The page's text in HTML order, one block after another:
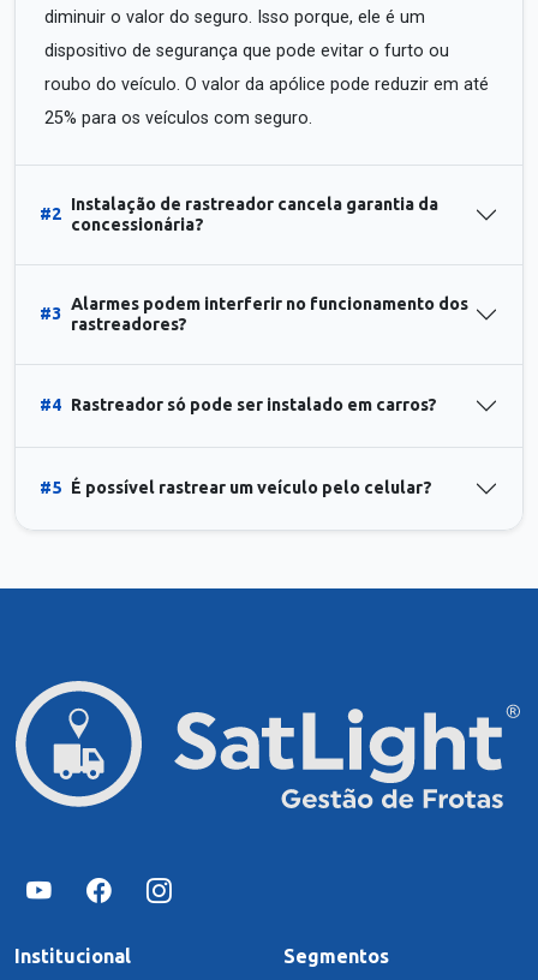
diminuir o valor do seguro. Isso porque, ele é um
dispositivo de segurança que pode evitar o furto ou
roubo do veículo. O valor da apólice pode reduzir em até
25% para os veículos com seguro.
#2
Instalação de rastreador cancela garantia da
concessionária?
#3
Alarmes podem interferir no funcionamento dos
rastreadores?
#4 Rastreador só pode ser instalado em carros?
#5 É possível rastrear um veículo pelo celular?
Institucional Segmentos